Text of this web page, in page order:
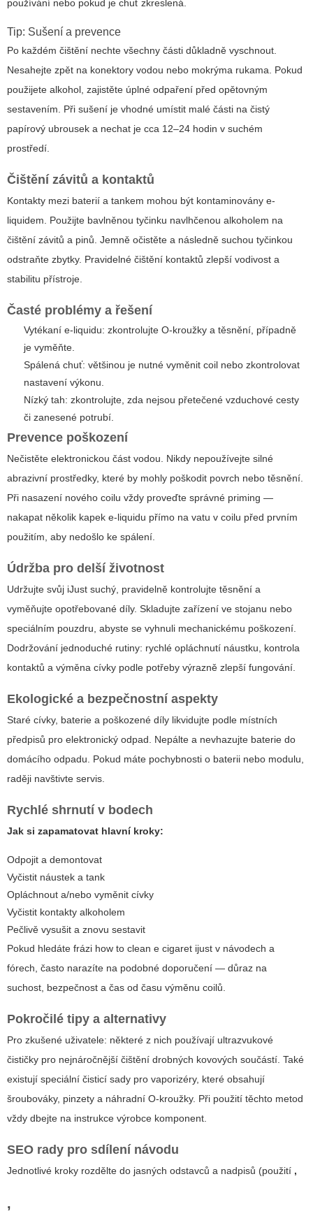
používání nebo pokud je chuť zkreslená.
Tip: Sušení a prevence
Po každém čištění nechte všechny části důkladně vyschnout.
Nesahejte zpět na konektory vodou nebo mokrýma rukama. Pokud
použijete alkohol, zajistěte úplné odpaření před opětovným
sestavením. Při sušení je vhodné umístit malé části na čistý
papírový ubrousek a nechat je cca 12–24 hodin v suchém
prostředí.
Čištění závitů a kontaktů
Kontakty mezi baterií a tankem mohou být kontaminovány e-
liquidem. Použijte bavlněnou tyčinku navlhčenou alkoholem na
čištění závitů a pinů. Jemně očistěte a následně suchou tyčinkou
odstraňte zbytky. Pravidelné čištění kontaktů zlepší vodivost a
stabilitu přístroje.
Časté problémy a řešení
Vytékaní e-liquidu: zkontrolujte O-kroužky a těsnění, případně
je vyměňte.
Spálená chuť: většinou je nutné vyměnit coil nebo zkontrolovat
nastavení výkonu.
Nízký tah: zkontrolujte, zda nejsou přetečené vzduchové cesty
či zanesené potrubí.
Prevence poškození
Nečistěte elektronickou část vodou. Nikdy nepoužívejte silné
abrazivní prostředky, které by mohly poškodit povrch nebo těsnění.
Při nasazení nového coilu vždy proveďte správné priming —
nakapat několik kapek e-liquidu přímo na vatu v coilu před prvním
použitím, aby nedošlo ke spálení.
Údržba pro delší životnost
Udržujte svůj iJust suchý, pravidelně kontrolujte těsnění a
vyměňujte opotřebované díly. Skladujte zařízení ve stojanu nebo
speciálním pouzdru, abyste se vyhnuli mechanickému poškození.
Dodržování jednoduché rutiny: rychlé opláchnutí náustku, kontrola
kontaktů a výměna cívky podle potřeby výrazně zlepší fungování.
Ekologické a bezpečnostní aspekty
Staré cívky, baterie a poškozené díly likvidujte podle místních
předpisů pro elektronický odpad. Nepálte a nevhazujte baterie do
domácího odpadu. Pokud máte pochybnosti o baterii nebo modulu,
raději navštivte servis.
Rychlé shrnutí v bodech
Jak si zapamatovat hlavní kroky:
Odpojit a demontovat
Vyčistit náustek a tank
Opláchnout a/nebo vyměnit cívky
Vyčistit kontakty alkoholem
Pečlivě vysušit a znovu sestavit
Pokud hledáte frázi how to clean e cigaret ijust v návodech a
fórech, často narazíte na podobné doporučení — důraz na
suchost, bezpečnost a čas od času výměnu coilů.
Pokročilé tipy a alternativy
Pro zkušené uživatele: některé z nich používají ultrazvukové
čističky pro nejnáročnější čištění drobných kovových součástí. Také
existují speciální čisticí sady pro vaporizéry, které obsahují
šroubováky, pinzety a náhradní O-kroužky. Při použití těchto metod
vždy dbejte na instrukce výrobce komponent.
SEO rady pro sdílení návodu
Jednotlivé kroky rozdělte do jasných odstavců a nadpisů (použití ,
,